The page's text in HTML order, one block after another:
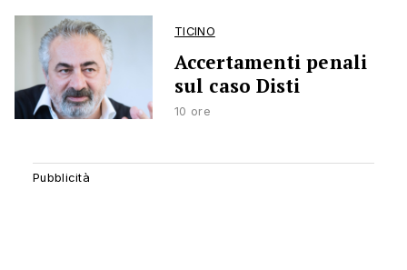
TICINO
Accertamenti penali
sul caso Disti
10 ore